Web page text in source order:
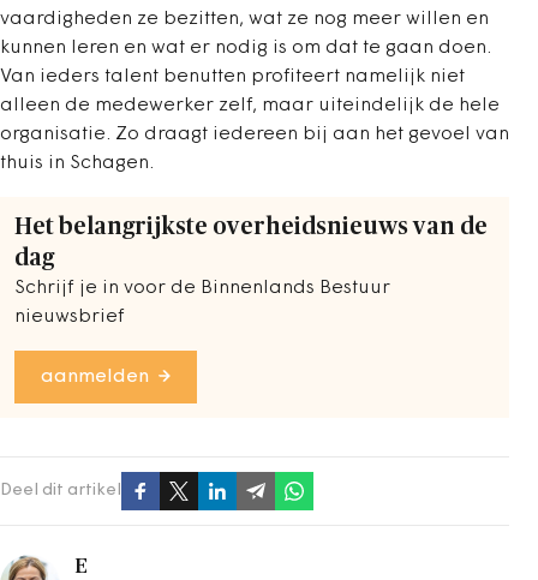
vaardigheden ze bezitten, wat ze nog meer willen en
kunnen leren en wat er nodig is om dat te gaan doen.
Van ieders talent benutten profiteert namelijk niet
alleen de medewerker zelf, maar uiteindelijk de hele
organisatie. Zo draagt iedereen bij aan het gevoel van
thuis in Schagen.
Het belangrijkste overheidsnieuws van de
dag
Schrijf je in voor de Binnenlands Bestuur
nieuwsbrief
aanmelden
Deel dit artikel
E